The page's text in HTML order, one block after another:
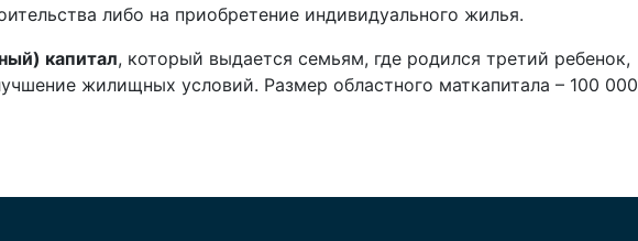
либо на приобретение индивидуального жилья.
капитал, который выдается семьям, где родился третий ребенок,
жилищных условий. Размер областного маткапитала – 100 000